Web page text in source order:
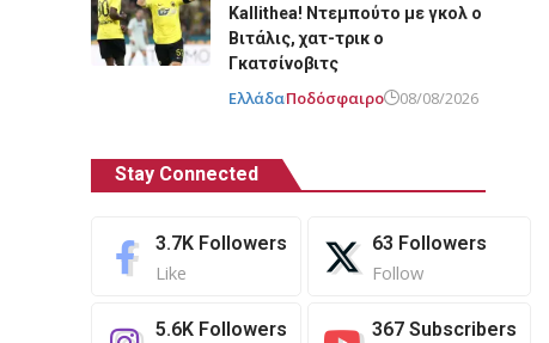
Kallithea! Ντεμπούτο με γκολ ο
Βιτάλις, χατ-τρικ ο
Γκατσίνοβιτς
ΕλλάδαΠοδόσφαιρο 08/08/2026
Stay Connected
3.7K Followers
Like
63 Followers
Follow
5.6K Followers 367 Subscribers